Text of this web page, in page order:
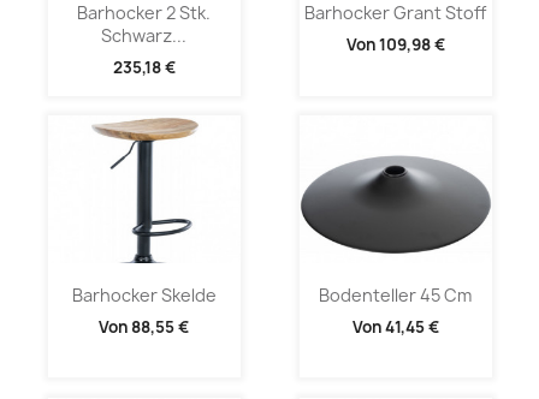
Barhocker 2 Stk.
Schwarz...
235,18 €
Barhocker Grant Stoff
Von109,98 €
Barhocker Skelde
Von 88,55 €
Bodenteller 45 Cm
Von41,45 €